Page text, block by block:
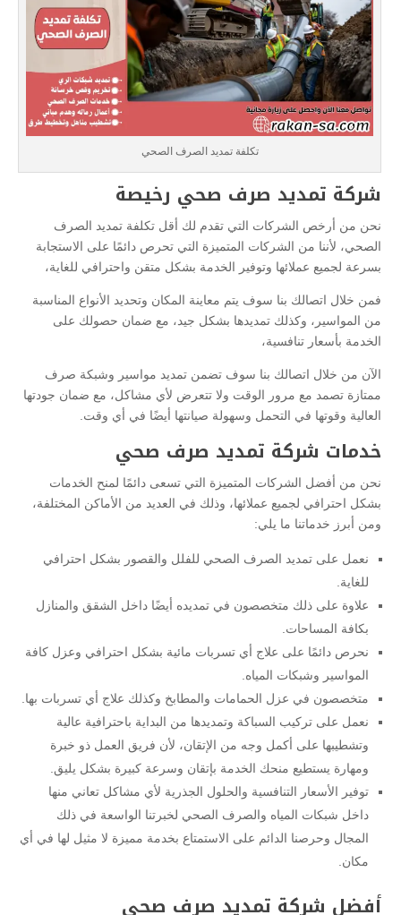
تكلفة تمديد الصرف الصحي
شركة تمديد صرف صحي رخيصة
نحن من أرخص الشركات التي تقدم لك أقل تكلفة تمديد الصرف
الصحي، لأننا من الشركات المتميزة التي تحرص دائمًا على الاستجابة
بسرعة لجميع عملائها وتوفير الخدمة بشكل متقن واحترافي للغاية،
فمن خلال اتصالك بنا سوف يتم معاينة المكان وتحديد الأنواع المناسبة
من المواسير، وكذلك تمديدها بشكل جيد، مع ضمان حصولك على
الخدمة بأسعار تنافسية،
الآن من خلال اتصالك بنا سوف تضمن تمديد مواسير وشبكة صرف
ممتازة تصمد مع مرور الوقت ولا تتعرض لأي مشاكل، مع ضمان جودتها
العالية وقوتها في التحمل وسهولة صيانتها أيضًا في أي وقت.
خدمات شركة تمديد صرف صحي
نحن من أفضل الشركات المتميزة التي تسعى دائمًا لمنح الخدمات
بشكل احترافي لجميع عملائها، وذلك في العديد من الأماكن المختلفة،
ومن أبرز خدماتنا ما يلي:
نعمل على تمديد الصرف الصحي للفلل والقصور بشكل احترافي
للغاية.
علاوة على ذلك متخصصون في تمديده أيضًا داخل الشقق والمنازل
بكافة المساحات.
نحرص دائمًا على علاج أي تسربات مائية بشكل احترافي وعزل كافة
المواسير وشبكات المياه.
متخصصون في عزل الحمامات والمطابخ وكذلك علاج أي تسربات بها.
نعمل على تركيب السباكة وتمديدها من البداية باحترافية عالية
وتشطيبها على أكمل وجه من الإتقان، لأن فريق العمل ذو خبرة
ومهارة يستطيع منحك الخدمة بإتقان وسرعة كبيرة بشكل يليق.
توفير الأسعار التنافسية والحلول الجذرية لأي مشاكل تعاني منها
داخل شبكات المياه والصرف الصحي لخبرتنا الواسعة في ذلك
المجال وحرصنا الدائم على الاستمتاع بخدمة مميزة لا مثيل لها في أي
مكان.
أفضل شركة تمديد صرف صحي